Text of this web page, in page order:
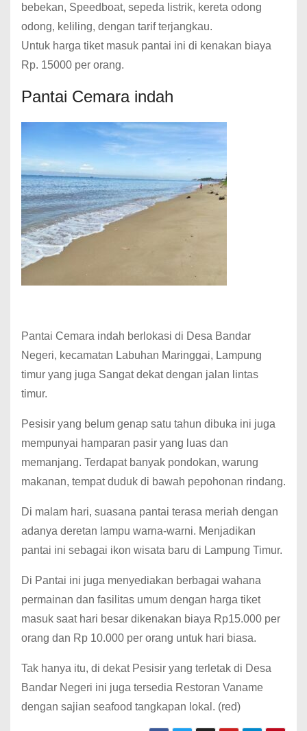
bebekan, Speedboat, sepeda listrik, kereta odong
odong, keliling, dengan tarif terjangkau.
Untuk harga tiket masuk pantai ini di kenakan biaya
Rp. 15000 per orang.
Pantai Cemara indah
Pantai Cemara indah berlokasi di Desa Bandar
Negeri, kecamatan Labuhan Maringgai, Lampung
timur yang juga Sangat dekat dengan jalan lintas
timur.
Pesisir yang belum genap satu tahun dibuka ini juga
mempunyai hamparan pasir yang luas dan
memanjang. Terdapat banyak pondokan, warung
makanan, tempat duduk di bawah pepohonan rindang.
Di malam hari, suasana pantai terasa meriah dengan
adanya deretan lampu warna-warni. Menjadikan
pantai ini sebagai ikon wisata baru di Lampung Timur.
Di Pantai ini juga menyediakan berbagai wahana
permainan dan fasilitas umum dengan harga tiket
masuk saat hari besar dikenakan biaya Rp15.000 per
orang dan Rp 10.000 per orang untuk hari biasa.
Tak hanya itu, di dekat Pesisir yang terletak di Desa
Bandar Negeri ini juga tersedia Restoran Vaname
dengan sajian seafood tangkapan lokal. (red)